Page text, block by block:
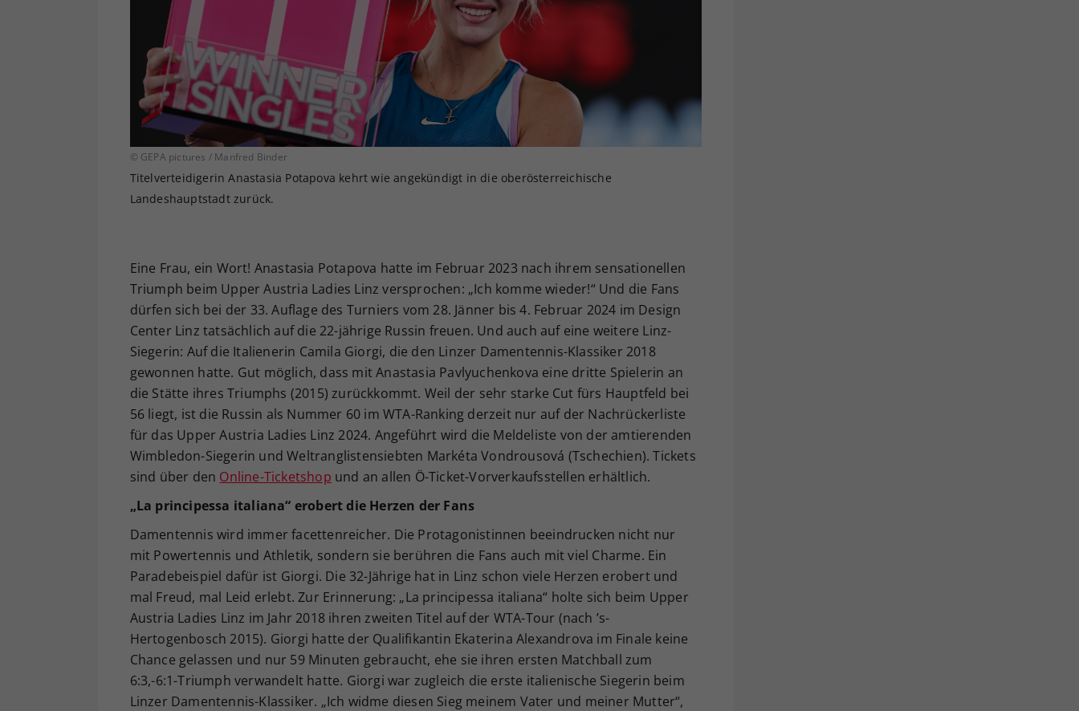
© GEPA pictures / Manfred Binder
Titelverteidigerin Anastasia Potapova kehrt wie angekündigt in die oberösterreichische
Landeshauptstadt zurück.
Eine Frau, ein Wort! Anastasia Potapova hatte im Februar 2023 nach ihrem sensationellen
Triumph beim Upper Austria Ladies Linz versprochen: „Ich komme wieder!“ Und die Fans
dürfen sich bei der 33. Auflage des Turniers vom 28. Jänner bis 4. Februar 2024 im Design
Center Linz tatsächlich auf die 22-jährige Russin freuen. Und auch auf eine weitere Linz-
Siegerin: Auf die Italienerin Camila Giorgi, die den Linzer Damentennis-Klassiker 2018
gewonnen hatte. Gut möglich, dass mit Anastasia Pavlyuchenkova eine dritte Spielerin an
die Stätte ihres Triumphs (2015) zurückkommt. Weil der sehr starke Cut fürs Hauptfeld bei
56 liegt, ist die Russin als Nummer 60 im WTA-Ranking derzeit nur auf der Nachrückerliste
für das Upper Austria Ladies Linz 2024. Angeführt wird die Meldeliste von der amtierenden
Wimbledon-Siegerin und Weltranglistensiebten Markéta Vondrousová (Tschechien). Tickets
sind über den Online-Ticketshop und an allen Ö-Ticket-Vorverkaufsstellen erhältlich.
„La principessa italiana“ erobert die Herzen der Fans
Damentennis wird immer facettenreicher. Die Protagonistinnen beeindrucken nicht nur
mit Powertennis und Athletik, sondern sie berühren die Fans auch mit viel Charme. Ein
Paradebeispiel dafür ist Giorgi. Die 32-Jährige hat in Linz schon viele Herzen erobert und
mal Freud, mal Leid erlebt. Zur Erinnerung: „La principessa italiana“ holte sich beim Upper
Austria Ladies Linz im Jahr 2018 ihren zweiten Titel auf der WTA-Tour (nach ’s-
Hertogenbosch 2015). Giorgi hatte der Qualifikantin Ekaterina Alexandrova im Finale keine
Chance gelassen und nur 59 Minuten gebraucht, ehe sie ihren ersten Matchball zum
6:3,-6:1-Triumph verwandelt hatte. Giorgi war zugleich die erste italienische Siegerin beim
Linzer Damentennis-Klassiker. „Ich widme diesen Sieg meinem Vater und meiner Mutter“,
Ihrer vorgenommen Einstellungen, falls der
Webseiten-Betreiber dies eingestellt hat.